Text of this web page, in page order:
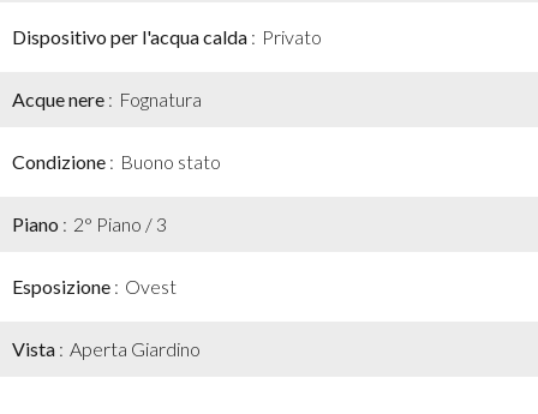
Dispositivo per l'acqua calda Privato
Acque nere Fognatura
Condizione Buono stato
Piano 2° Piano / 3
Esposizione Ovest
Vista Aperta Giardino